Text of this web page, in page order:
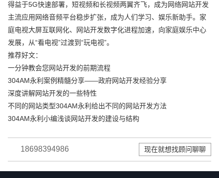
得益于5G快速部署，短视频和长视频两翼齐飞，成为网络网站开发
主流应用网络音频平台稳步扩张，成为人们学习、娱乐新助手。家
庭电视大屏互联网化、网站开发数字化进程加速，向家庭娱乐中心
发展，从“看电视”过渡到“玩电视”。
推荐好文：
一分钟教会您网站开发的前期流程
304AM永利案例精髓分享——政府网站开发经验分享
深度讲解网站开发的一些特性
不同的网站类型304AM永利给出不同的网站开发方法
304AM永利小编浅谈网站开发的建设与结构
18698394986 现在就想找顾问聊聊